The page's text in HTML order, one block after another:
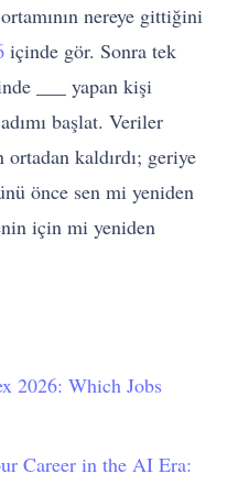
nereye gittiğini
içinde gör. Sonra tek
___ yapan kişi
başlat. Veriler
kaldırdı; geriye
önce sen mi yeniden
için mi yeniden
2026: Which Jobs
Career in the AI Era: